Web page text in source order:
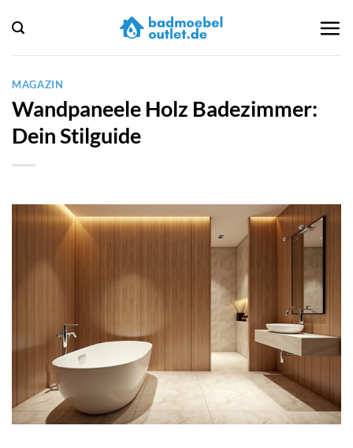
Inhalt
springen
MAGAZIN
Wandpaneele Holz Badezimmer:
Dein Stilguide